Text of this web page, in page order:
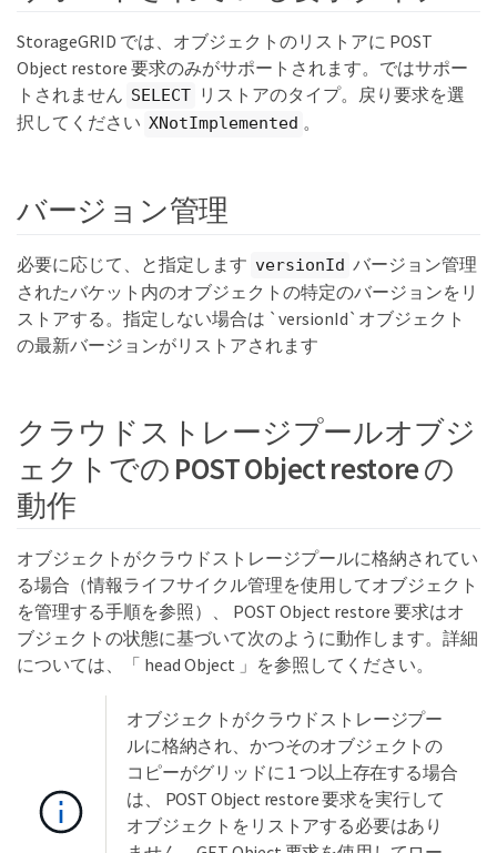
StorageGRID では、オブジェクトのリストアに POST
Object restore 要求のみがサポートされます。ではサポー
トされません SELECT リストアのタイプ。戻り要求を選
択してください XNotImplemented 。
バージョン管理
必要に応じて、と指定します versionId バージョン管理
されたバケット内のオブジェクトの特定のバージョンをリ
ストアする。指定しない場合は `versionId`オブジェクト
の最新バージョンがリストアされます
クラウドストレージプールオブジ
ェクトでの POST Object restore の
動作
オブジェクトがクラウドストレージプールに格納されてい
る場合（情報ライフサイクル管理を使用してオブジェクト
を管理する手順を参照）、 POST Object restore 要求はオ
ブジェクトの状態に基づいて次のように動作します。詳細
については、「 head Object 」を参照してください。
オブジェクトがクラウドストレージプー
ルに格納され、かつそのオブジェクトの
コピーがグリッドに 1 つ以上存在する場合
は、 POST Object restore 要求を実行して
オブジェクトをリストアする必要はあり